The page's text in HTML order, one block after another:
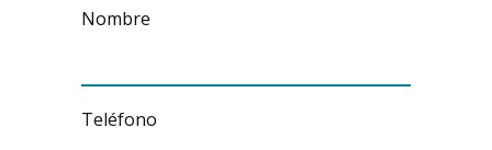
Nombre
Teléfono